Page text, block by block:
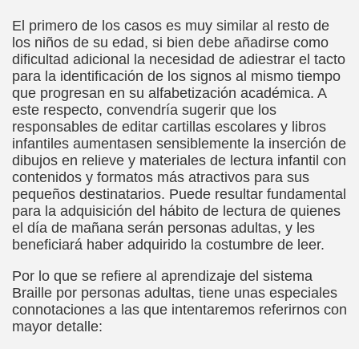
El primero de los casos es muy similar al resto de
los niños de su edad, si bien debe añadirse como
dificultad adicional la necesidad de adiestrar el tacto
para la identificación de los signos al mismo tiempo
que progresan en su alfabetización académica. A
este respecto, convendría sugerir que los
responsables de editar cartillas escolares y libros
infantiles aumentasen sensiblemente la inserción de
dibujos en relieve y materiales de lectura infantil con
contenidos y formatos más atractivos para sus
pequeños destinatarios. Puede resultar fundamental
para la adquisición del hábito de lectura de quienes
el día de mañana serán personas adultas, y les
beneficiará haber adquirido la costumbre de leer.
Por lo que se refiere al aprendizaje del sistema
Braille por personas adultas, tiene unas especiales
connotaciones a las que intentaremos referirnos con
mayor detalle:
ciego, elpais.com, 03-02-2008 (Juan José Millás)
(Juan José Millás)
(José Molina Torres)
(José Molina Torres)
San Luis Gonzaga de la ONCE (José Molina Torres)
Figueroa)
(Andrea Muñoz Fernández)
Jesús Cañamares Muñoz)
Muñoz)